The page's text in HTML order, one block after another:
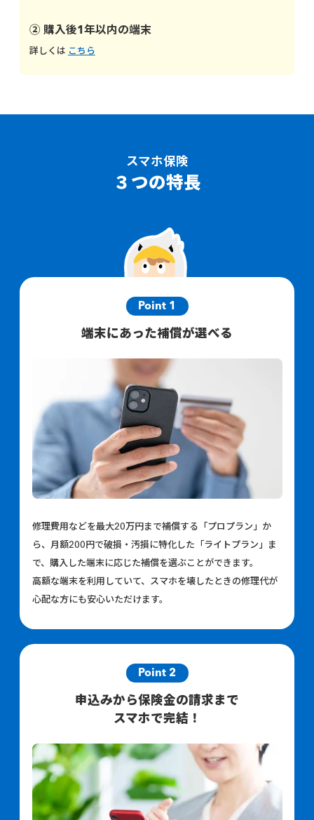
② 購入後1年以内の端末
詳しくは こちら
スマホ保険
３つの特長
Point 1
端末にあった補償が選べる
修理費用などを最大20万円まで補償する「プロプラン」か
ら、月額200円で破損・汚損に特化した「ライトプラン」ま
で、購入した端末に応じた補償を選ぶことができます。
高額な端末を利用していて、スマホを壊したときの修理代が
心配な方にも安心いただけます。
Point 2
申込みから保険金の請求まで
スマホで完結！